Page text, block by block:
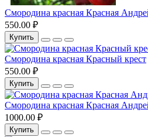
Смородина красная Красная
550.00 ₽
Купить
Смородина красная Красный крест
550.00 ₽
Купить
Смородина красная Красная
1000.00 ₽
Купить